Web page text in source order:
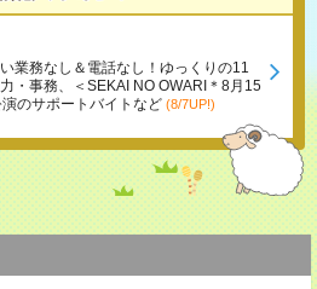
い業務なし＆電話なし！ゆっくりの11
・事務、＜SEKAI NO OWARI＊8月15
のサポートバイトなど (8/7UP!)